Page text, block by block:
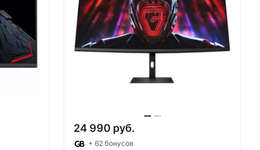
24 990 руб.
+ 62 бонусов